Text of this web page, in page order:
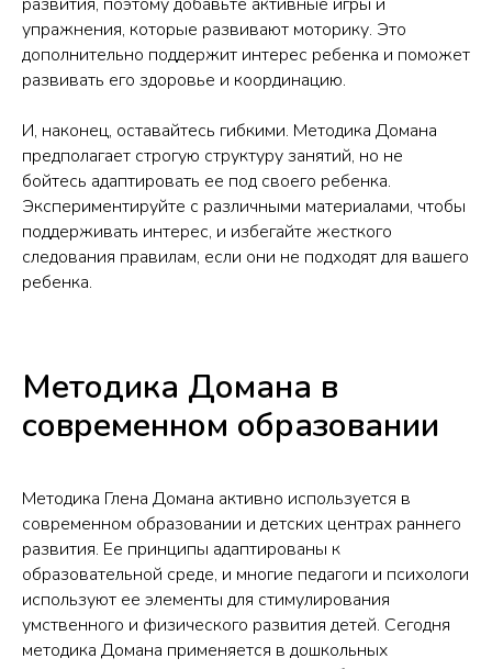
упражнения, которые развивают моторику. Это
дополнительно поддержит интерес ребенка и поможет
развивать его здоровье и координацию.
И, наконец, оставайтесь гибкими. Методика Домана
предполагает строгую структуру занятий, но не
бойтесь адаптировать ее под своего ребенка.
Экспериментируйте с различными материалами, чтобы
поддерживать интерес, и избегайте жесткого
следования правилам, если они не подходят для вашего
ребенка.
Методика Домана в
современном образовании
Методика Глена Домана активно используется в
современном образовании и детских центрах раннего
развития. Ее принципы адаптированы к
образовательной среде, и многие педагоги и психологи
используют ее элементы для стимулирования
умственного и физического развития детей. Сегодня
методика Домана применяется в дошкольных